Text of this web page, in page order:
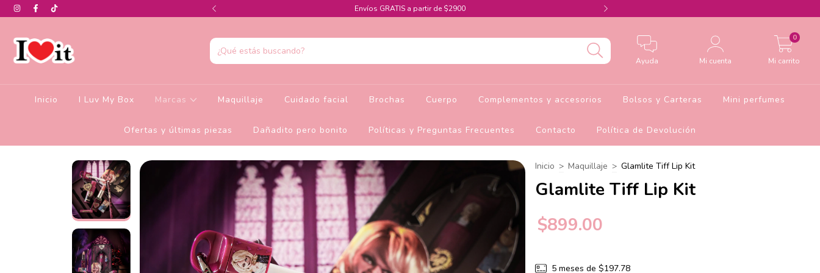
de descuento en la colección de Glamlite Envíos GRATIS a partir de $2900
Ayuda Mi cuenta Mi carrito
0
Inicio I Luv My Box Marcas Maquillaje Cuidado facial Brochas Cuerpo Complementos y accesorios Bolsos y Carteras Mini perfumes
Ofertas y últimas piezas Dañadito pero bonito Políticas y Preguntas Frecuentes Contacto Política de Devolución
Inicio > Maquillaje > Glamlite Tiff Lip Kit
Glamlite Tiff Lip Kit
$899.00
5 meses de $197.78